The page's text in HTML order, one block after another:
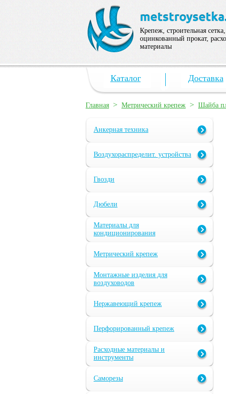
Крепеж, строительная
оцинкованный прокат,
материалы
Каталог Доставка
Главная > Метрический крепеж > Шайба
Анкерная техника
Воздухораспределит. устройства
Гвозди
Дюбели
Материалы для
кондиционирования
Метрический крепеж
Монтажные изделия для
воздуховодов
Нержавеющий крепеж
Перфорированный крепеж
Расходные материалы и
инструменты
Саморезы